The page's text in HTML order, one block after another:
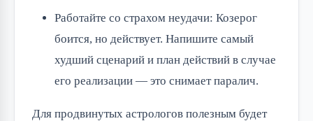
Работайте со страхом неудачи: Козерог
боится, но действует. Напишите самый
худший сценарий и план действий в случае
его реализации — это снимает паралич.
Для продвинутых астрологов полезным будет